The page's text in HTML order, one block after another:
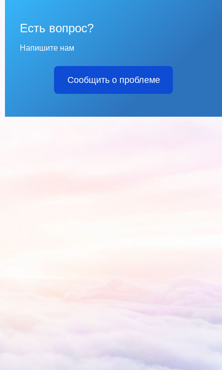
Есть вопрос?
Напишите нам
Сообщить о проблеме